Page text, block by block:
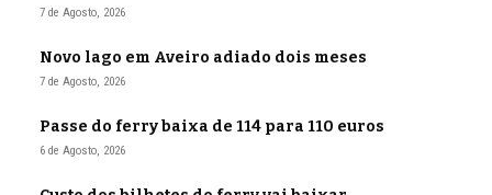
7 de Agosto, 2026
Novo lago em Aveiro adiado dois meses
7 de Agosto, 2026
Passe do ferry baixa de 114 para 110 euros
6 de Agosto, 2026